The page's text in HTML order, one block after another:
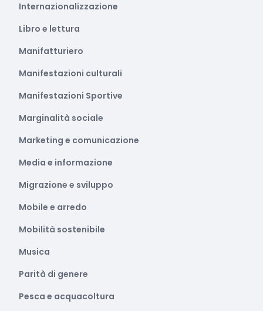
Internazionalizzazione
Libro e lettura
Manifatturiero
Manifestazioni culturali
Manifestazioni Sportive
Marginalità sociale
Marketing e comunicazione
Media e informazione
Migrazione e sviluppo
Mobile e arredo
Mobilità sostenibile
Musica
Parità di genere
Pesca e acquacoltura